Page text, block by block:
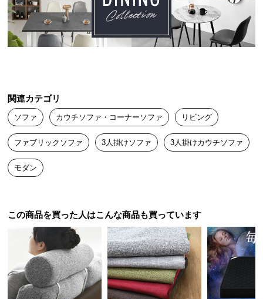
に
つ
い
て
商
品
の
配
送
に
て
型
商
品
の
関連カテゴリ
ソファ カウチソファ・コーナーソファ リビング
ファブリックソファ 3人掛けソファ 3人掛けカウチソファ
モダン
この商品を買った人はこんな商品も買っています